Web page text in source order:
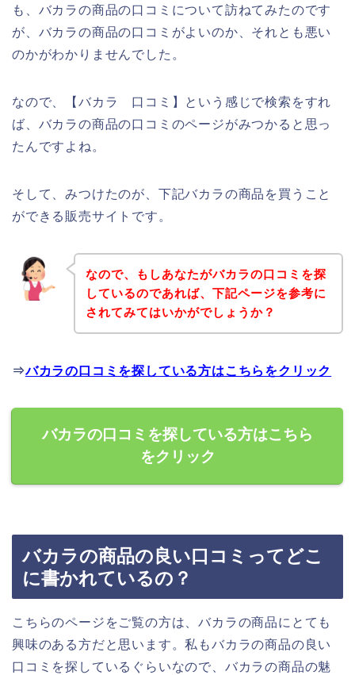
も、バカラの商品の口コミについて訪ねてみたのです
が、バカラの商品の口コミがよいのか、それとも悪い
のかがわかりませんでした。
なので、【バカラ 口コミ】という感じで検索をすれ
ば、バカラの商品の口コミのページがみつかると思っ
たんですよね。
そして、みつけたのが、下記バカラの商品を買うこと
ができる販売サイトです。
なので、もしあなたがバカラの口コミを探
しているのであれば、下記ページを参考に
されてみてはいかがでしょうか？
⇒バカラの口コミを探している方はこちらをクリック
バカラの口コミを探している方はこちら
をクリック
バカラの商品の良い口コミってどこ
に書かれているの？
こちらのページをご覧の方は、バカラの商品にとても
興味のある方だと思います。私もバカラの商品の良い
口コミを探しているぐらいなので、バカラの商品の魅